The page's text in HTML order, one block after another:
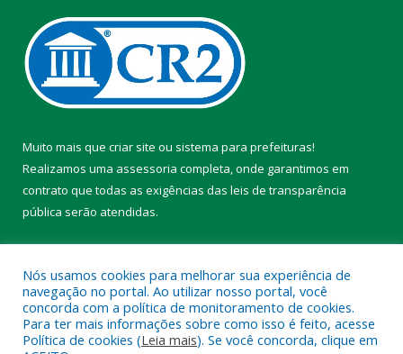
Muito mais que criar site ou sistema para prefeituras!
Realizamos uma assessoria completa, onde garantimos em
contrato que todas as exigências das leis de transparência
pública serão atendidas.
Todos os direitos reservados a Prefeitura Municipal de Chaves.
Nós usamos cookies para melhorar sua experiência de
navegação no portal. Ao utilizar nosso portal, você
concorda com a política de monitoramento de cookies.
Para ter mais informações sobre como isso é feito, acesse
Política de cookies (Leia mais). Se você concorda, clique em